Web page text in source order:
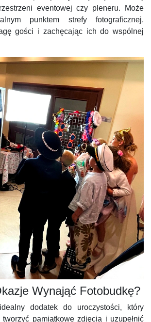
eventowej czy pleneru. Może
punktem strefy fotograficznej,
gości i zachęcając ich do wspólnej
Wynająć Fotobudkę?
dodatek do uroczystości, który
pamiątkowe zdjęcia i uzupełnić